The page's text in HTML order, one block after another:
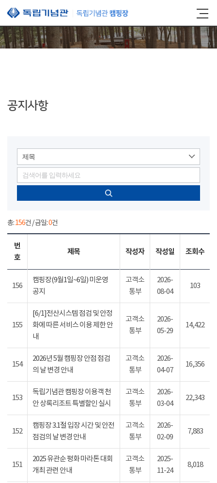
본문 바로가기
공지사항
제목
총:156건 / 금일:0건
번
호
제목 작성자 작성일 조회수
156
캠핑장(9월1일~6일) 미운영
공지
고객소
통부
2026-
08-04
103
155
[6/1]전산시스템 점검 및 안정
화에 따른 서비스 이용 제한 안
내
고객소
통부
2026-
05-29
14,422
154
2026년 5월 캠핑장 안점 점검
의 날 변경 안내
고객소
통부
2026-
04-07
16,356
153
독립기념관 캠핑장 이용객 천
안 상록리조트 특별할인 실시
고객소
통부
2026-
03-04
22,343
152
캠핑장 3.1절 입장 시간 및 안전
점검의 날 변경 안내
고객소
통부
2026-
02-09
7,883
151
2025 유관순 평화 마라톤 대회
개최 관련 안내
고객소
통부
2025-
11-24
8,018